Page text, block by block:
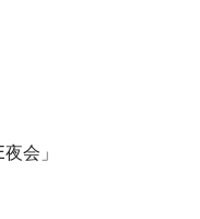
会」